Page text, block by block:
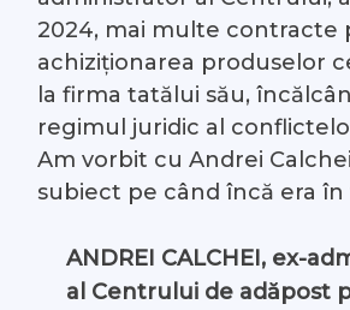
2024, mai multe contracte
achiziționarea produselor
la firma tatălui său,
regimul juridic al
Am vorbit cu Andrei
subiect pe când încă era
ANDREI CALCHEI, ex-
al Centrului de adăpost